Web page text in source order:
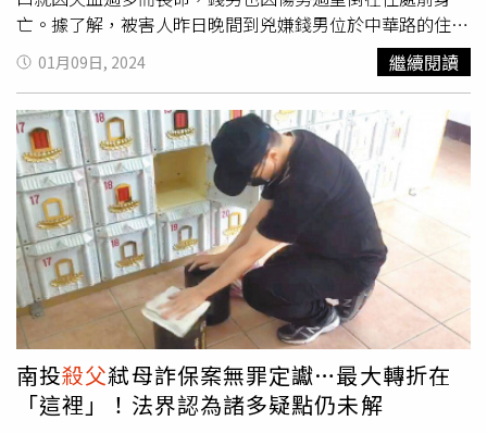
亡。據了解，被害人昨日晚間到兇嫌錢男位於中華路的住處
飲酒作客，被害人返家後，前男仍獨自徹夜未眠的不斷喝到
隔天中午，隨後錢男突然心血來潮，向年邁的父親表示要幫
他洗澡，父親感到一頭霧水便直接婉拒，錢男卻突然拿起水
果刀暴走自殘，朝自己的頸部狠劃，老父親見狀連忙上前制
止，錢男卻直接轉身就將老父親壓制，並試圖將其割喉，讓
一旁驚睹全程的父親女友看傻眼。隨後，父親女友連忙撲上
前阻止凶嫌繼續行凶，逃出兇嫌魔掌後的父親及其女友一路
奔逃到門外，兇嫌失去理智的路緊追在後，2人便開始在路
邊互相拉扯，碰巧被害人騎車經過，發現多年好友與父親在
起糾紛，便趕緊上前幫忙處理，兇嫌卻直接將刀狠狠刺向被
害人喉嚨，造成被害人頸部大動脈及氣管慘遭割斷，當場血
流如注。被害人求生意志堅強，即使失血過多仍強忍疼痛一
路負傷騎著機車至臨近的中原派出所求助，最終仍不幸因失
血過多，倒臥派出所門口喪命，而兇嫌錢男行兇後仍打算繼
續砍殺自家的小狗，最終也因失血過多爬行沒多久就魂斷家
01月09日, 2024 繼續閱讀
南投殺父弒母詐保案無罪定讞…最大轉折在
「這裡」！法界認為諸多疑點仍未解